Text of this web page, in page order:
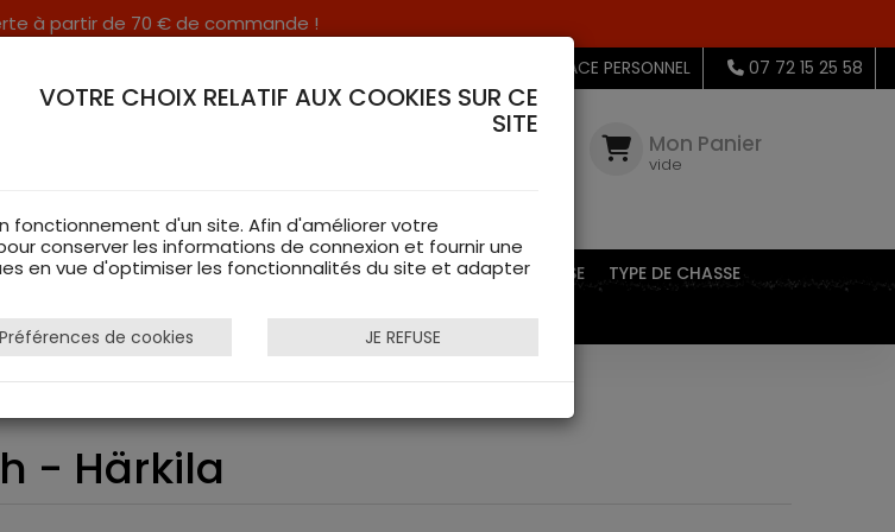
à partir de 70 € de commande !
SUR INTERNET MON ESPACE PERSONNEL 07 72 15 25 58
Mon Panier
vide
FEMME CHAUSSURES ACCESSOIRES EQUIPEMENTS DE CHASSE
TYPE DE CHASSE
- Härkila
- Härkila
VOTRE CHOIX RELATIF AUX COOKIES SUR CE
SITE
fonctionnement d'un site. Afin d'améliorer votre
conserver les informations de connexion et fournir une
en vue d'optimiser les fonctionnalités du site et adapter
Préférences de cookies JE REFUSE